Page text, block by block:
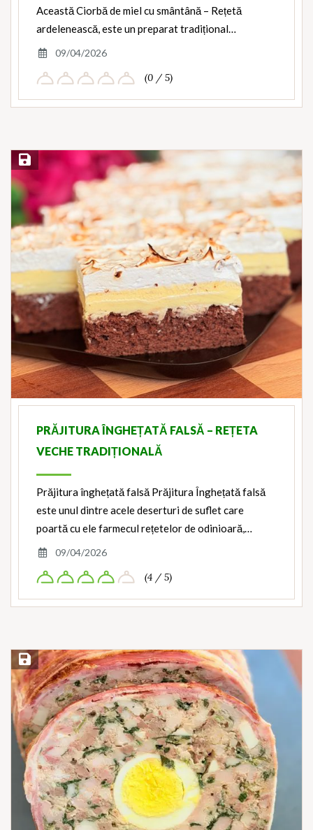
Această Ciorbă de miel cu smântână – Rețetă
ardelenească, este un preparat tradițional…
09/04/2026
(0 / 5)
Save Recipe
PRĂJITURA ÎNGHEȚATĂ FALSĂ – REȚETA
VECHE TRADIȚIONALĂ
Prăjitura înghețată falsă Prăjitura Înghețată falsă
este unul dintre acele deserturi de suflet care
poartă cu ele farmecul rețetelor de odinioară,…
09/04/2026
(4 / 5)
Save Recipe